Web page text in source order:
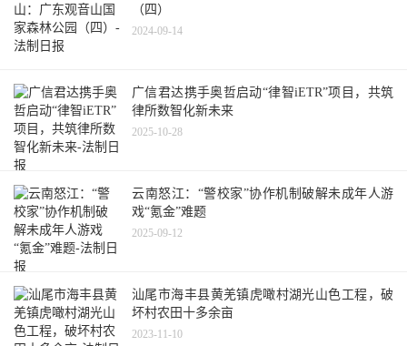
（四）
2024-09-14
广信君达携手奥哲启动“律智iETR”项目，共筑
律所数智化新未来
2025-10-28
云南怒江：“警校家”协作机制破解未成年人游
戏“氪金”难题
2025-09-12
汕尾市海丰县黄羌镇虎噉村湖光山色工程，破
坏村农田十多余亩
2023-11-10